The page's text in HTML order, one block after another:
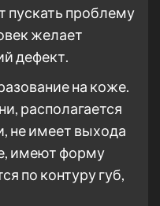
пускать проблему
желает
дефект.
на коже.
располагается
не имеет выхода
имеют форму
по контуру губ,